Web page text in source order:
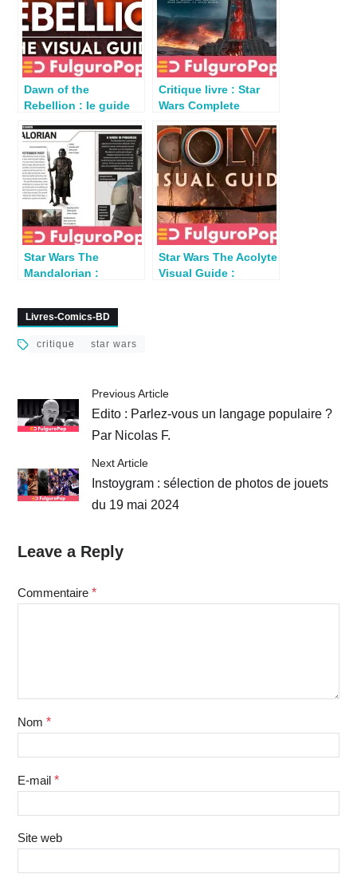
Dawn of the
Rebellion : le guide
qu’on attendait
Critique livre : Star
Wars Complete
Edition, 2025)
Star Wars The
Mandalorian :
Guide
Star Wars The Acolyte
Visual Guide :
Livres-Comics-BD
critique star wars
Previous Article
Edito : Parlez-vous un langage populaire ?
Par Nicolas F.
Next Article
Instoygram : sélection de photos de jouets
du 19 mai 2024
Leave a Reply
Commentaire *
Nom *
E-mail *
Site web